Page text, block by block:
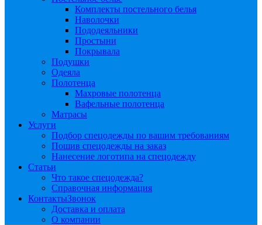
Комплекты постельного белья
Наволочки
Пододеяльники
Простыни
Покрывала
Подушки
Одеяла
Полотенца
Махровые полотенца
Вафельные полотенца
Матрасы
Услуги
Подбор спецодежды по вашим требованиям
Пошив спецодежды на заказ
Нанесение логотипа на спецодежду
Статьи
Что такое спецодежда?
Справочная информация
КонтактыЗвонок
Доставка и оплата
О компании